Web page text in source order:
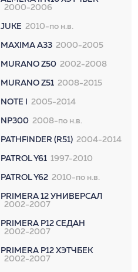
2000-2006
JUKE 2010-по н.в.
MAXIMA A33 2000-2005
MURANO Z50 2002-2008
MURANO Z51 2008-2015
NOTE I 2005-2014
NP300 2008-по н.в.
PATHFINDER (R51) 2004-2014
PATROL Y61 1997-2010
PATROL Y62 2010-по н.в.
PRIMERA 12 УНИВЕРСАЛ
2002-2007
PRIMERA P12 СЕДАН
2002-2007
PRIMERA P12 ХЭТЧБЕК
2002-2007